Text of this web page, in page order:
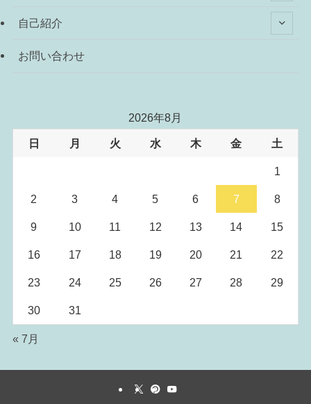
自己紹介
お問い合わせ
2026年8月
日 月 火 水 木 金 土
1
2 3 4 5 6 7 8
9 10 11 12 13 14 15
16 17 18 19 20 21 22
23 24 25 26 27 28 29
30 31
« 7月